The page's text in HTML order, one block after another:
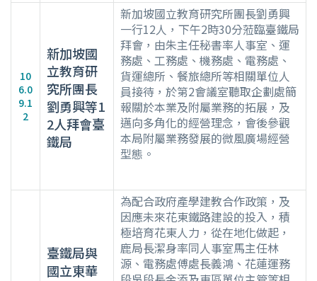
10
6.0
9.1
2
新加坡國
立教育研
究所團長
劉勇興等1
2人拜會臺
鐵局
新加坡國立教育研究所團長劉勇興
一行12人，下午2時30分蒞臨臺鐵局
拜會，由朱主任秘書率人事室、運
務處、工務處、機務處、電務處、
貨運總所、餐旅總所等相關單位人
員接待，於第2會議室聽取企劃處簡
報關於本業及附屬業務的拓展，及
邁向多角化的經營理念，會後參觀
本局附屬業務發展的微風廣場經營
型態。
臺鐵局與
國立東華
為配合政府產學建教合作政策，及
因應未來花東鐵路建設的投入，積
極培育花東人力，從在地化做起，
鹿局長潔身率同人事室馬主任林
源、電務處傅處長義鴻、花蓮運務